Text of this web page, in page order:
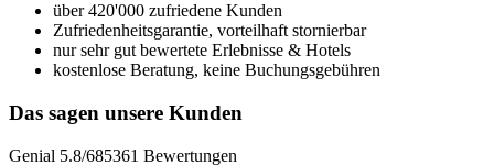
über 420'000 zufriedene Kunden
Zufriedenheitsgarantie, vorteilhaft stornierbar
nur sehr gut bewertete Erlebnisse & Hotels
kostenlose Beratung, keine Buchungsgebühren
Das sagen unsere Kunden
Genial 5.8/685361 Bewertungen